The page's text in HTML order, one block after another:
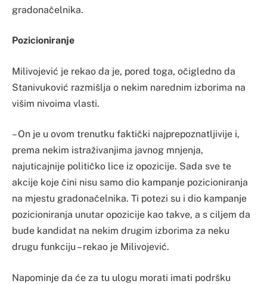
gradonačelnika.
Pozicioniranje
Milivojević je rekao da je, pored toga, očigledno da
Stanivuković razmišlja o nekim narednim izborima na
višim nivoima vlasti.
– On je u ovom trenutku faktički najprepoznatljivije i,
prema nekim istraživanjima javnog mnjenja,
najuticajnije političko lice iz opozicije. Sada sve te
akcije koje čini nisu samo dio kampanje pozicioniranja
na mjestu gradonačelnika. Ti potezi su i dio kampanje
pozicioniranja unutar opozicije kao takve, a s ciljem da
bude kandidat na nekim drugim izborima za neku
drugu funkciju – rekao je Milivojević.
Napominje da će za tu ulogu morati imati podršku